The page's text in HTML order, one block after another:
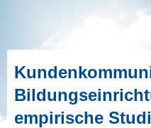
empirische